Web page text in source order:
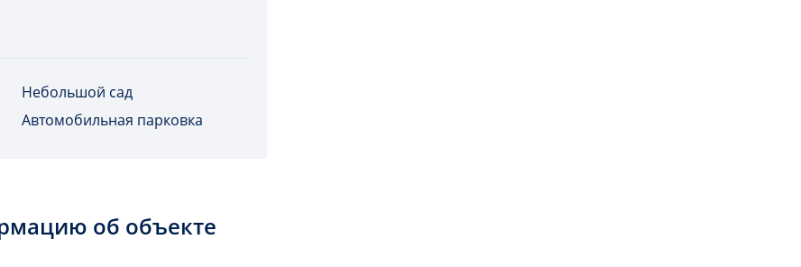
Небольшой сад
Автомобильная парковка
об объекте